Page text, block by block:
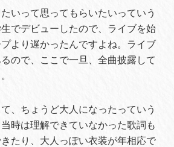
いって思ってもらいたいっていう
でデビューしたので、ライブを始
より遅かったんですよね。ライブ
ので、ここで一旦、全曲披露して
、ちょうど大人になったっていう
時は理解できていなかった歌詞も
たり、大人っぽい衣装が年相応で